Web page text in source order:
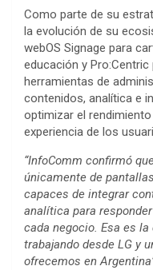
Como parte de su
la evolución de su
webOS Signage para
educación y
herramientas de
contenidos, analítica e
optimizar el
experiencia de los
“InfoComm confirmó
únicamente de
capaces de integrar
analítica para
cada negocio. Esa es
trabajando desde LG y
ofrecemos en